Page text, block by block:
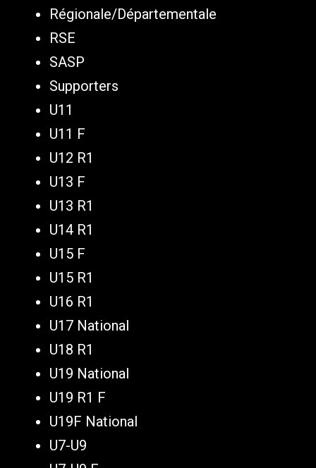
Régionale/Départementale
RSE
SASP
Supporters
U11
U11 F
U12 R1
U13 F
U13 R1
U14 R1
U15 F
U15 R1
U16 R1
U17 National
U18 R1
U19 National
U19 R1 F
U19F National
U7-U9